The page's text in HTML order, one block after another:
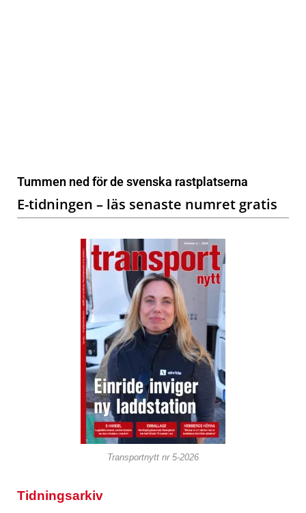
Tummen ned för de svenska rastplatserna
E-tidningen – läs senaste numret gratis
Transportnytt nr 5-2026
Tidningsarkiv